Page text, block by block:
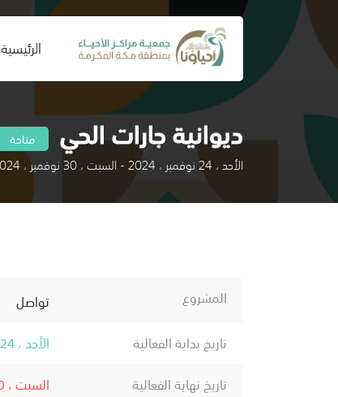
الرئيسية
(current)
ديوانية جارات الحي متاحة
الأحد ، 24 نوفمبر ، 2024 - السبت ، 30 نوفمبر ، 2024
المشروع
تواصل
تاريخ بداية الفعالية
الأحد ، 24 نوفمبر ، 2024
تاريخ نهاية الفعالية
السبت ، 30 نوفمبر ، 2024